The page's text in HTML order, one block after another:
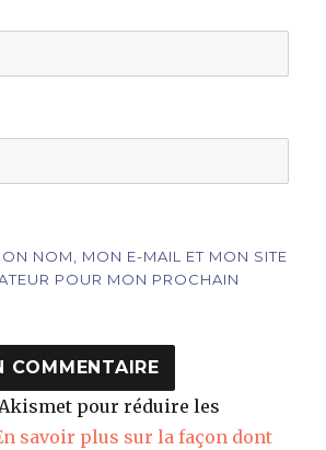
NOM, MON E-MAIL ET MON SITE
POUR MON PROCHAIN
pour réduire les
savoir plus sur la façon dont